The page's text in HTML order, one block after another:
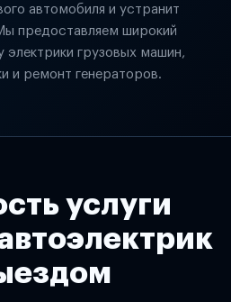
автомобиля и устранит
предоставляем широкий
электрики грузовых машин,
и ремонт генераторов.
услуги